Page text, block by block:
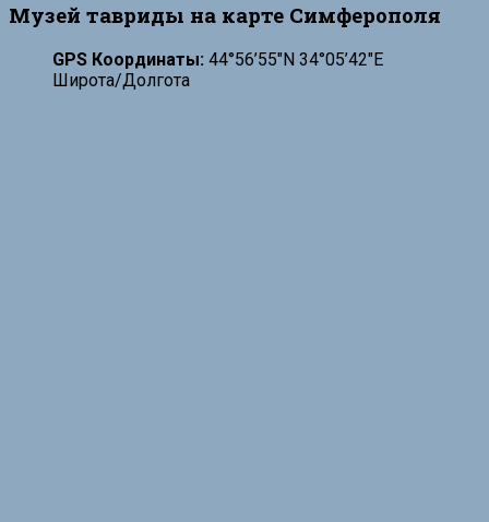
Музей тавриды на карте Симферополя
GPS Координаты: 44°56’55″N 34°05’42″E
Широта/Долгота